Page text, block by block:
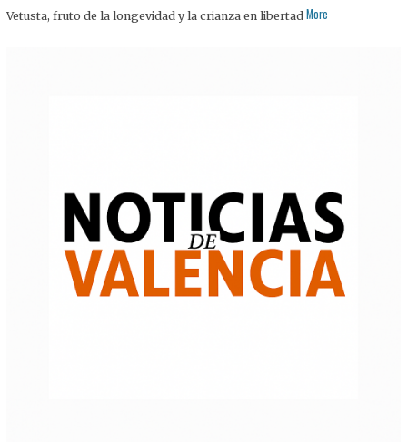
I
Vetusta, fruto de la longevidad y la crianza en libertad More